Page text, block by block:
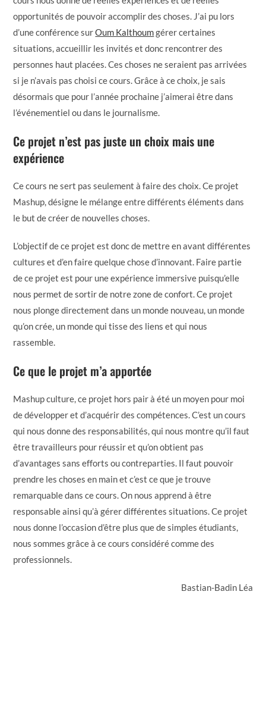
opportunités de pouvoir accomplir des choses. J’ai pu lors
d’une conférence surOum Kalthoumgérer certaines
situations, accueillir les invités et donc rencontrer des
personnes haut placées. Ces choses ne seraient pas arrivées
si je n’avais pas choisi ce cours. Grâce à ce choix, je sais
désormais que pour l’année prochaine j’aimerai être dans
l’événementiel ou dans le journalisme.
Ce projet n’est pas juste un choix mais une
expérience
Ce cours ne sert pas seulement à faire des choix. Ce projet
Mashup, désigne le mélange entre différents éléments dans
le but de créer de nouvelles choses.
L’objectif de ce projet est donc de mettre en avant différentes
cultures et d’en faire quelque chose d’innovant. Faire partie
de ce projet est pour une expérience immersive puisqu’elle
nous permet de sortir de notre zone de confort. Ce projet
nous plonge directement dans un monde nouveau, un monde
qu’on crée, un monde qui tisse des liens et qui nous
rassemble.
Ce que le projet m’a apportée
Mashup culture, ce projet hors pair à été un moyen pour moi
de développer et d’acquérir des compétences. C’est un cours
qui nous donne des responsabilités, qui nous montre qu’il faut
être travailleurs pour réussir et qu’on obtient pas
d’avantages sans efforts ou contreparties. Il faut pouvoir
prendre les choses en main et c’est ce que je trouve
remarquable dans ce cours. On nous apprend à être
responsable ainsi qu’à gérer différentes situations. Ce projet
nous donne l’occasion d’être plus que de simples étudiants,
nous sommes grâce à ce cours considéré comme des
professionnels.
Bastian-Badin Léa